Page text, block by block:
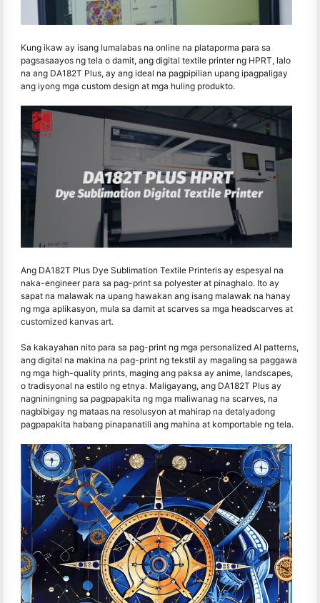
Kung ikaw ay isang lumalabas na online na plataporma para sa
pagsasaayos ng tela o damit, ang digital textile printer ng HPRT, lalo
na ang DA182T Plus, ay ang ideal na pagpipilian upang ipagpaligay
ang iyong mga custom design at mga huling produkto.
Ang DA182T Plus Dye Sublimation Textile Printeris ay espesyal na
naka-engineer para sa pag-print sa polyester at pinaghalo. Ito ay
sapat na malawak na upang hawakan ang isang malawak na hanay
ng mga aplikasyon, mula sa damit at scarves sa mga headscarves at
customized kanvas art.
Sa kakayahan nito para sa pag-print ng mga personalized AI patterns,
ang digital na makina na pag-print ng tekstil ay magaling sa paggawa
ng mga high-quality prints, maging ang paksa ay anime, landscapes,
o tradisyonal na estilo ng etnya. Maligayang, ang DA182T Plus ay
nagniningning sa pagpapakita ng mga maliwanag na scarves, na
nagbibigay ng mataas na resolusyon at mahirap na detalyadong
pagpapakita habang pinapanatili ang mahina at komportable ng tela.